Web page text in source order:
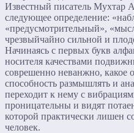
Известный писатель Мухтар
следующее определение:
«предусмотрительный»,
чрезвыйчайно сильной и
Начинаясь с первых букв
носителя качествами
соврешенно неванжно, какое
способность размышлять и
переходит к нему с
проницательны и видят
которой практически лишен
человек.